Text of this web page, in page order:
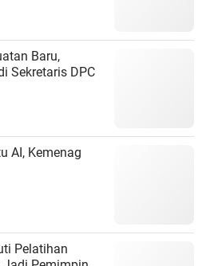
Baru,
Sekretaris DPC
AI, Kemenag
Pelatihan